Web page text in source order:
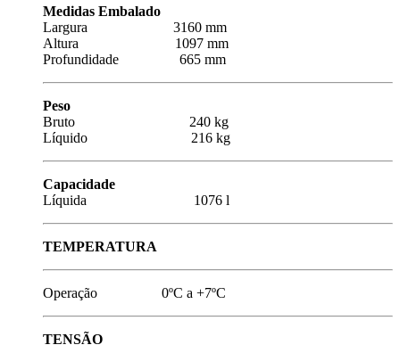
Medidas Embalado
Largura 3160 mm
Altura 1097 mm
Profundidade 665 mm
Peso
Bruto 240 kg
Líquido 216 kg
Capacidade
Líquida 1076 l
TEMPERATURA
Operação 0ºC a +7ºC
TENSÃO